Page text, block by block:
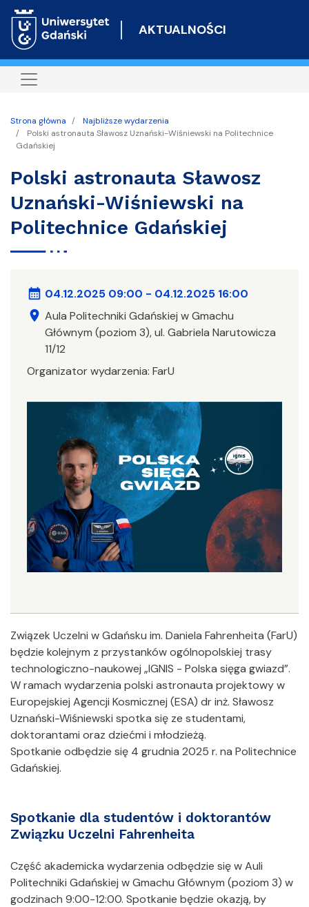
do
AKTUALNOŚCI
Strona główna
Najbliższe wydarzenia
Polski astronauta Sławosz Uznański-Wiśniewski na Politechnice
Gdańskiej
Polski astronauta Sławosz
Uznański-Wiśniewski na
Politechnice Gdańskiej
calendar_month 04.12.2025 09:00 - 04.12.2025 16:00
location_on Aula Politechniki Gdańskiej w Gmachu
Głównym (poziom 3), ul. Gabriela Narutowicza
11/12
Organizator wydarzenia: FarU
Związek Uczelni w Gdańsku im. Daniela Fahrenheita (FarU)
będzie kolejnym z przystanków ogólnopolskiej trasy
technologiczno-naukowej „IGNIS - Polska sięga gwiazd”.
W ramach wydarzenia polski astronauta projektowy w
Europejskiej Agencji Kosmicznej (ESA) dr inż. Sławosz
Uznański-Wiśniewski spotka się ze studentami,
doktorantami oraz dziećmi i młodzieżą.
Spotkanie odbędzie się 4 grudnia 2025 r. na Politechnice
Gdańskiej.
Spotkanie dla studentów i doktorantów
Związku Uczelni Fahrenheita
Część akademicka wydarzenia odbędzie się w Auli
Politechniki Gdańskiej w Gmachu Głównym (poziom 3) w
godzinach 9:00-12:00. Spotkanie będzie okazją, by